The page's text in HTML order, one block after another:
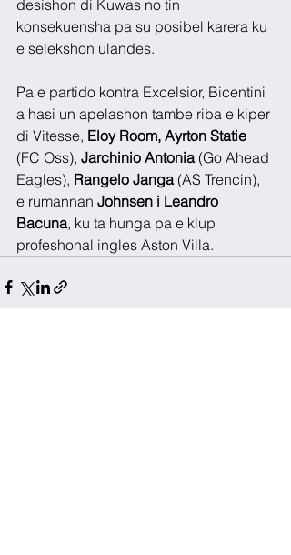
desishon di Kuwas no tin
konsekuensha pa su posibel karera ku
e selekshon ulandes.
Pa e partido kontra Excelsior, Bicentini
a hasi un apelashon tambe riba e kiper
di Vitesse, Eloy Room, Ayrton Statie
(FC Oss), Jarchinio Antonia (Go Ahead
Eagles), Rangelo Janga (AS Trencin),
e rumannan Johnsen i Leandro
Bacuna, ku ta hunga pa e klup
profeshonal ingles Aston Villa.